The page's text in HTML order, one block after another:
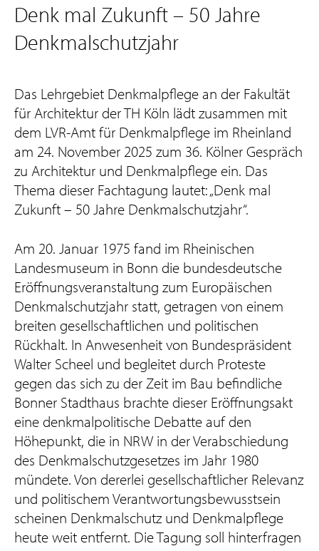
Denk mal Zukunft – 50 Jahre
Denkmalschutzjahr
Das Lehrgebiet Denkmalpflege an der Fakultät
für Architektur der TH Köln lädt zusammen mit
dem LVR-Amt für Denkmalpflege im Rheinland
am 24. November 2025 zum 36. Kölner Gespräch
zu Architektur und Denkmalpflege ein. Das
Thema dieser Fachtagung lautet: „Denk mal
Zukunft – 50 Jahre Denkmalschutzjahr“.
Am 20. Januar 1975 fand im Rheinischen
Landesmuseum in Bonn die bundesdeutsche
Eröffnungsveranstaltung zum Europäischen
Denkmalschutzjahr statt, getragen von einem
breiten gesellschaftlichen und politischen
Rückhalt. In Anwesenheit von Bundespräsident
Walter Scheel und begleitet durch Proteste
gegen das sich zu der Zeit im Bau befindliche
Bonner Stadthaus brachte dieser Eröffnungsakt
eine denkmalpolitische Debatte auf den
Höhepunkt, die in NRW in der Verabschiedung
des Denkmalschutzgesetzes im Jahr 1980
mündete. Von dererlei gesellschaftlicher Relevanz
und politischem Verantwortungsbewusstsein
scheinen Denkmalschutz und Denkmalpflege
heute weit entfernt. Die Tagung soll hinterfragen